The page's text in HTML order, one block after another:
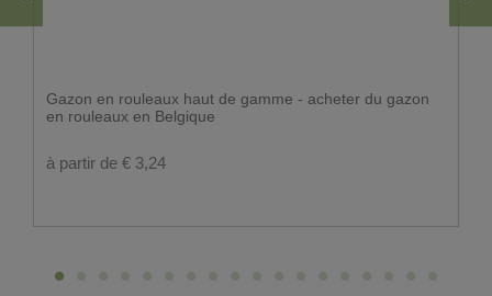
Gazon en rouleaux haut de gamme - acheter du gazon
en rouleaux en Belgique
à partir de € 3,24